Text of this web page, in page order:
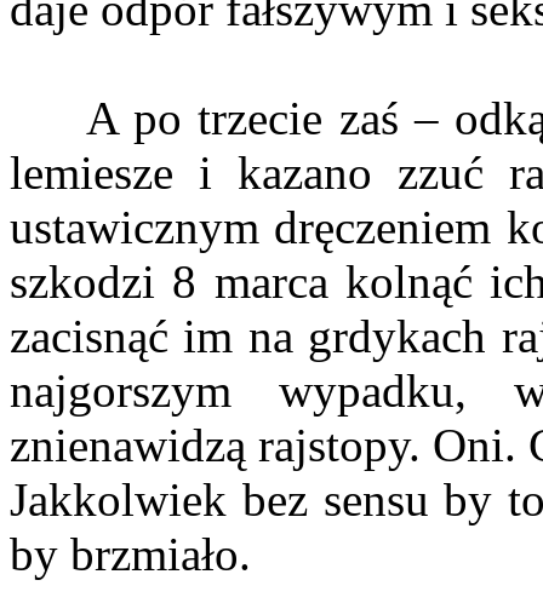
A po trzecie zaś –
lemiesze i kazano zzuć
ustawicznym dręczeniem
szkodzi 8 marca kolnąć
zacisnąć im na grdykach
najgorszym wypadku,
znienawidzą rajstopy. Oni.
Jakkolwiek bez sensu by
by brzmiało.